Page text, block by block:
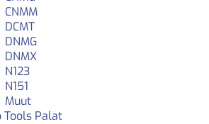
CNMM
DCMT
DNMG
DNMX
N123
N151
Muut
Tools Palat